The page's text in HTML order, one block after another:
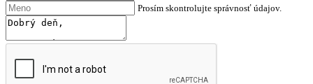
Prosím skontrolujte správnosť údajov.